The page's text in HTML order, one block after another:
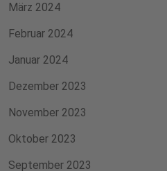
März 2024
Februar 2024
Januar 2024
Dezember 2023
November 2023
Oktober 2023
September 2023